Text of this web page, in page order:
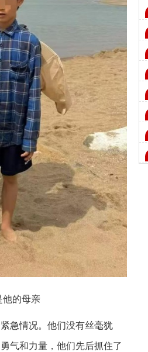
他的母亲
急情况。他们没有丝毫犹
气和力量，他们先后抓住了